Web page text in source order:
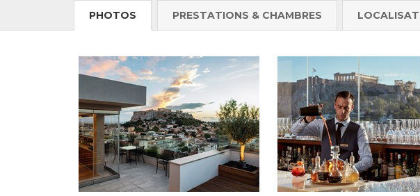
PHOTOS PRESTATIONS & CHAMBRES